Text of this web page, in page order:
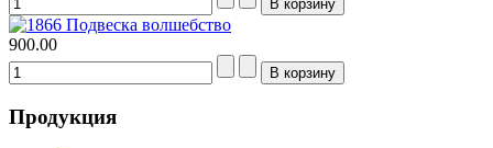
Подвеска волшебство
900.00
Продукция